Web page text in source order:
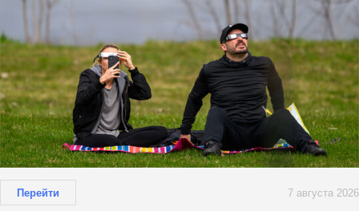
Перейти 7 августа 2026